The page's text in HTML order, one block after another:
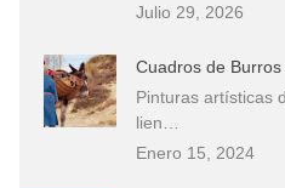
Julio 29, 2026
Cuadros de
Pinturas artísticas
lien…
Enero 15, 2024